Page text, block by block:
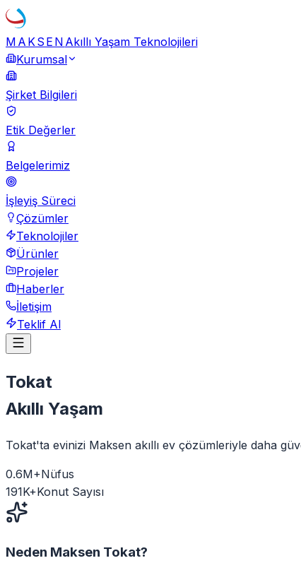
MAKSEN Akıllı Yaşam Teknolojileri
Kurumsal
Şirket Bilgileri
Etik Değerler
Belgelerimiz
İşleyiş Süreci
Çözümler
Teknolojiler
Ürünler
Projeler
Haberler
İletişim
Teklif Al
Tokat
Akıllı Yaşam
Tokat'ta evinizi Maksen akıllı ev çözümleriyle daha
0.6M+Nüfus
191K+Konut Sayısı
Neden Maksen Tokat?